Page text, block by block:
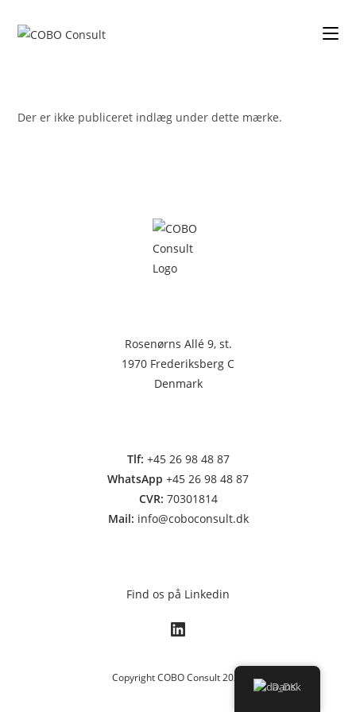
Der er ikke publiceret indlæg under dette mærke.
Rosenørns Allé 9, st.
1970 Frederiksberg C
Denmark
Tlf: +45 26 98 48 87
WhatsApp +45 26 98 48 87
CVR: 70301814
Mail: info@coboconsult.dk
Find os på Linkedin
Copyright COBO Consult 2023
Dansk